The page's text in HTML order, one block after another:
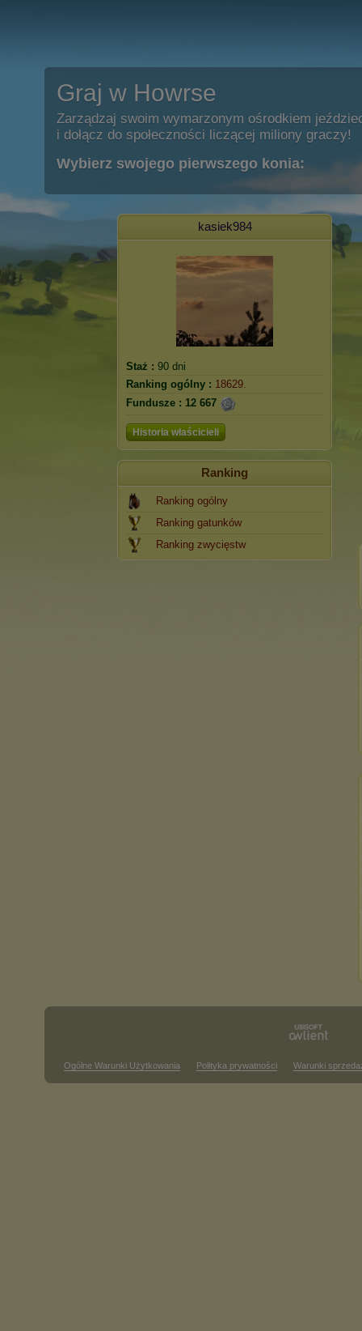
Graj w Howrse
Zarządzaj swoim wymarzonym ośrodkiem
i dołącz do społeczności liczącej miliony graczy!
Wybierz swojego pierwszego konia:
kasiek984
Staż : 90 dni
Ranking ogólny : 18629.
Fundusze : 12 667
Historia właścicieli
Ranking
Ranking ogólny
Ranking gatunków
Ranking zwycięstw
Ogólne Warunki Użytkowania Polityka prywatności Warunki